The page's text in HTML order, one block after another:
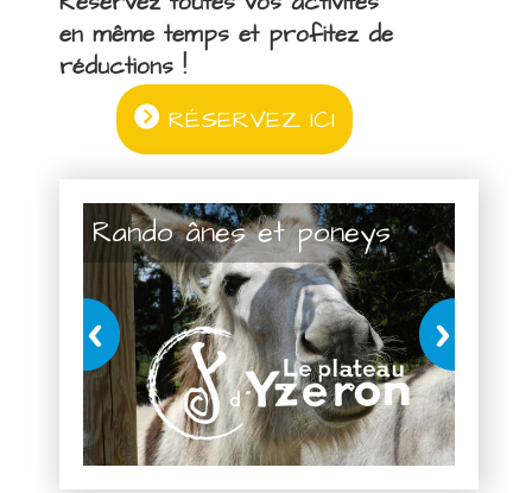
en même temps et profitez de
réductions !
RÉSERVEZ ICI
Rando ânes et poneys